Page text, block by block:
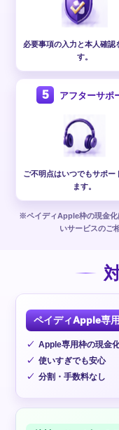
必要事項の入力と本人確認
す。
5 アフターサポ
ご不明点はいつでもサポー
ます。
※ペイディApple枠の現金化
いサービスのご
ペイディApple専
Apple専用枠の現金
使いすぎでも安心
分割・手数料なし